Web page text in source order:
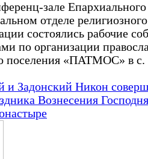
зале Епархиального
отделе религиозного
состоялись рабочие
по организации
поселения «ПАТМОС» в
Задонский Никон
Вознесения